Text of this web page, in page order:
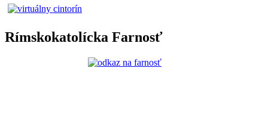
Rímskokatolícka Farnosť